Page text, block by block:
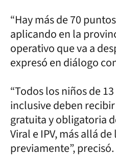
“Hay más de 70
aplicando en la
operativo que va a
expresó en diálogo
“Todos los niños de
inclusive deben
gratuita y obligatoria
Viral e IPV, más allá
previamente”, precisó.